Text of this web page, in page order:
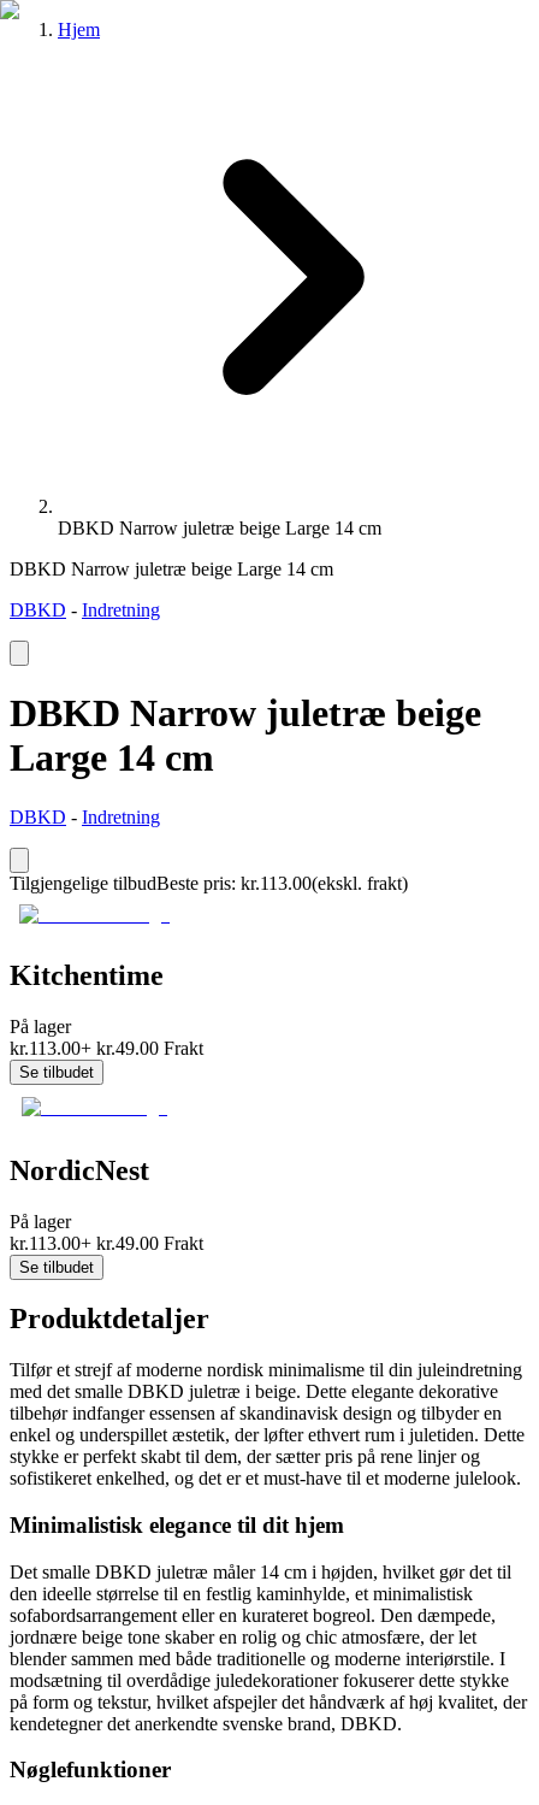
Hjem
DBKD Narrow juletræ beige Large 14 cm
DBKD Narrow juletræ beige Large 14 cm
DBKD - Indretning
DBKD Narrow juletræ beige
Large 14 cm
DBKD - Indretning
Tilgjengelige tilbudBeste pris: kr.113.00(ekskl. frakt)
Kitchentime
På lager
kr.113.00+ kr.49.00 Frakt
Se tilbudet
NordicNest
På lager
kr.113.00+ kr.49.00 Frakt
Se tilbudet
Produktdetaljer
Tilfør et strejf af moderne nordisk minimalisme til din juleindretning
med det smalle DBKD juletræ i beige. Dette elegante dekorative
tilbehør indfanger essensen af skandinavisk design og tilbyder en
enkel og underspillet æstetik, der løfter ethvert rum i juletiden. Dette
stykke er perfekt skabt til dem, der sætter pris på rene linjer og
sofistikeret enkelhed, og det er et must-have til et moderne julelook.
Minimalistisk elegance til dit hjem
Det smalle DBKD juletræ måler 14 cm i højden, hvilket gør det til
den ideelle størrelse til en festlig kaminhylde, et minimalistisk
sofabordsarrangement eller en kurateret bogreol. Den dæmpede,
jordnære beige tone skaber en rolig og chic atmosfære, der let
blender sammen med både traditionelle og moderne interiørstile. I
modsætning til overdådige juledekorationer fokuserer dette stykke
på form og tekstur, hvilket afspejler det håndværk af høj kvalitet, der
kendetegner det anerkendte svenske brand, DBKD.
Nøglefunktioner